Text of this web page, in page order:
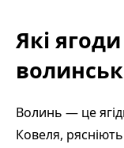
Які
Волинь — це
Ковеля,